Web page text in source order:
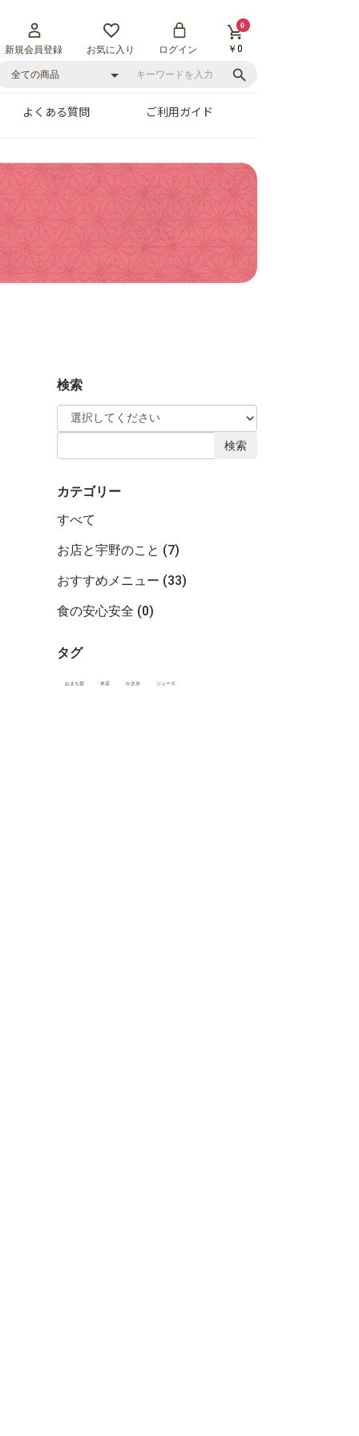
新規会員登録 お気に入り ログイン
0
￥0
よくある質問 ご利用ガイド
検索
検索
カテゴリー
すべて
お店と宇野のこと (7)
おすすめメニュー (33)
食の安心安全 (0)
タグ
おまち堂 本店 かき氷 ジュース